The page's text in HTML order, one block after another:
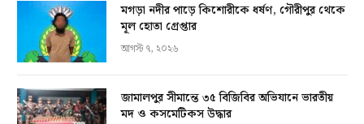
মগড়া নদীর পাড়ে কিশোরীকে ধর্ষণ, গৌরীপুর থেকে
মূল হোতা গ্রেপ্তার
আগস্ট ৭, ২০২৬
জামালপুর সীমান্তে ৩৫ বিজিবির অভিযানে ভারতীয়
মদ ও কসমেটিকস উদ্ধার